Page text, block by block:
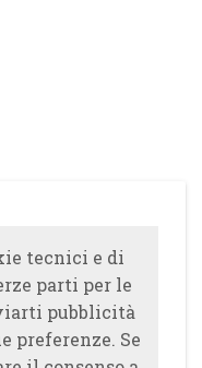
tecnici e di
parti per le
pubblicità
preferenze. Se